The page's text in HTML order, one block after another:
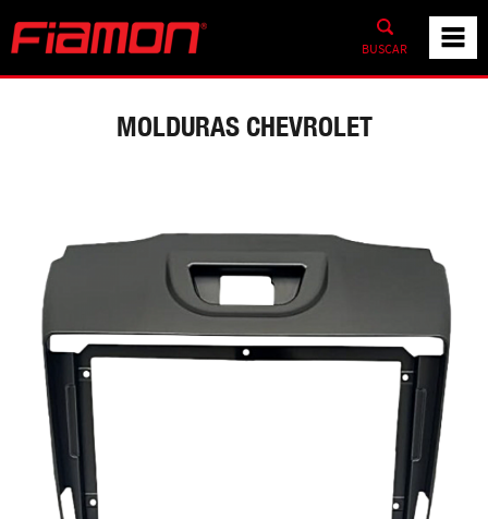
BUSCAR
MOLDURAS CHEVROLET